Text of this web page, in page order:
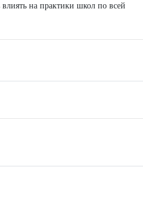
на практики школ по всей